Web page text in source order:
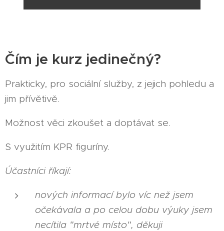
Čím je kurz jedinečný?
Prakticky, pro sociální služby, z jejich pohledu a
jim přívětivě.
Možnost věci zkoušet a doptávat se.
S využitím KPR figuríny.
Účastníci říkají:
nových informací bylo víc než jsem
očekávala a po celou dobu výuky jsem
necítila "mrtvé místo", děkuji